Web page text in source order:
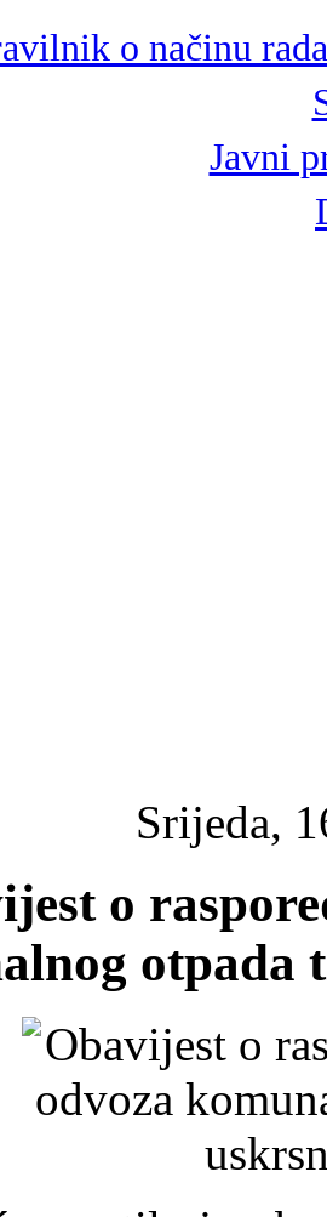
o načinu
Javni
Srijeda,
o
otpada